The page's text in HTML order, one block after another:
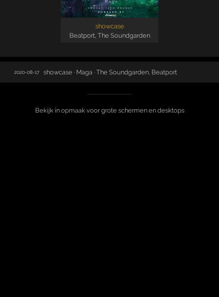
showcase
Beatport, The Soundgarden
2020-08-17 showcase · Maga · The Soundgarden, Beatport
Bekijk in opmaak voor grote schermen en desktops